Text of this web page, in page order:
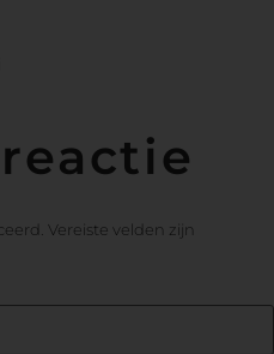
Vereiste velden zijn